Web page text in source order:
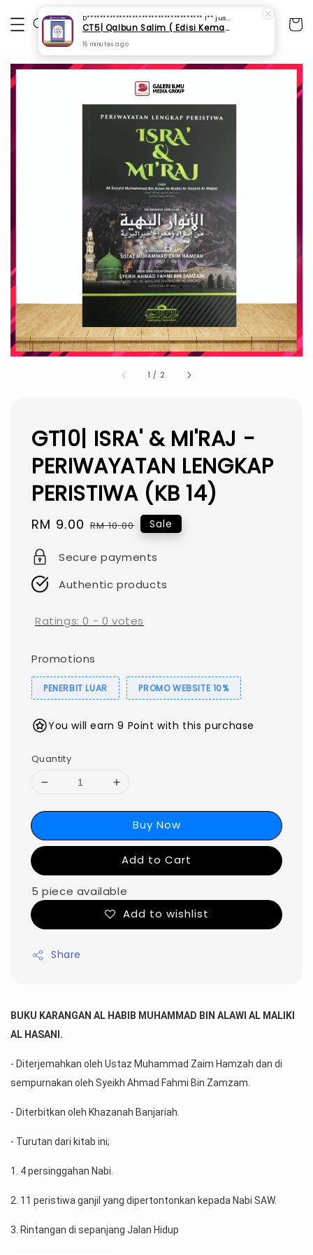
1 / 2
GT10| ISRA' & MI'RAJ -
PERIWAYATAN LENGKAP
PERISTIWA (KB 14)
Sale
RM 9.00 Regular
RM 10.00 Sale
Secure payments
Authentic products
Ratings:0 - 0 votes
Promotions
PENERBIT LUAR PROMO WEBSITE 10%
You will earn 9 Point with this purchase
Quantity
Buy Now
Add to Cart
5 piece available
Add to wishlist
Share
BUKU KARANGAN AL HABIB MUHAMMAD BIN ALAWI AL MALIKI
AL HASANI.
- Diterjemahkan oleh Ustaz Muhammad Zaim Hamzah dan di
sempurnakan oleh Syeikh Ahmad Fahmi Bin Zamzam.
- Diterbitkan oleh Khazanah Banjariah.
- Turutan dari kitab ini;
1 . 4 persinggahan Nabi.
2. 11 peristiwa ganjil yang dipertontonkan kepada Nabi SAW.
3. Rintangan di sepanjang Jalan Hidup
D************************************ I** just purchased
CT5| Qalbun Salim ( Edisi Kemaskini) (SPI 99)
16 minutes ago